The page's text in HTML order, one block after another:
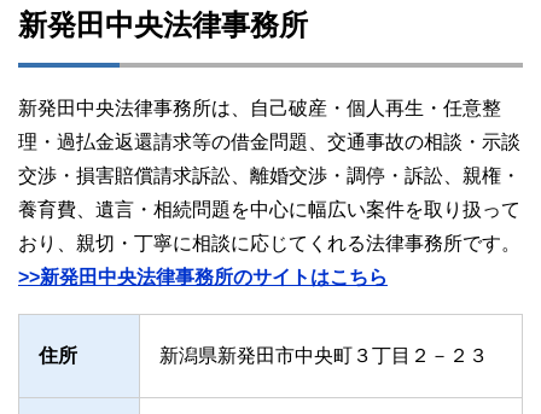
新発田中央法律事務所
新発田中央法律事務所は、自己破産・個人再生・任意整
理・過払金返還請求等の借金問題、交通事故の相談・示談
交渉・損害賠償請求訴訟、離婚交渉・調停・訴訟、親権・
養育費、遺言・相続問題を中心に幅広い案件を取り扱って
おり、親切・丁寧に相談に応じてくれる法律事務所です。
>>新発田中央法律事務所のサイトはこちら
住所 新潟県新発田市中央町３丁目２－２３